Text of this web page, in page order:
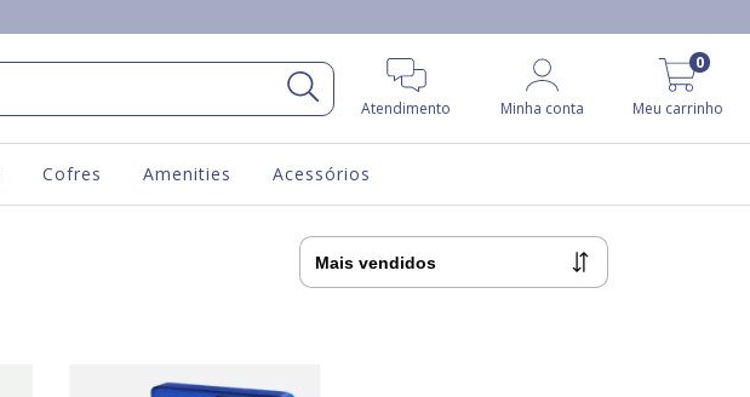
Atendimento Minha conta Meu carrinho
0
Cofres Amenities Acessórios